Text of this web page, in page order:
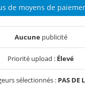
de moyens de
Aucunepublicité
Priorité upload : Élevé
sélectionnés : PAS DE